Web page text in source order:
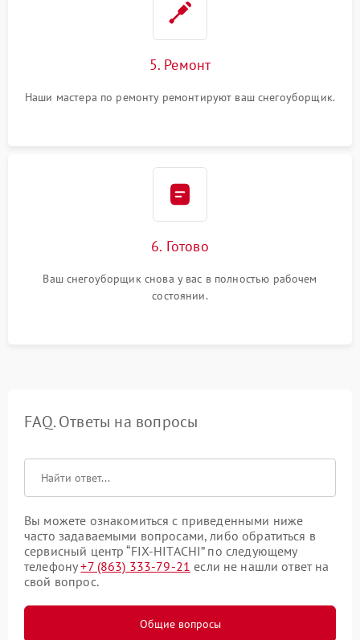
5. Ремонт
Наши мастера по ремонту ремонтируют ваш снегоуборщик.
6. Готово
Ваш снегоуборщик снова у вас в полностью рабочем
состоянии.
FAQ. Ответы на вопросы
Вы можете ознакомиться с приведенными ниже
часто задаваемыми вопросами, либо обратиться в
сервисный центр “FIX-HITACHI” по следующему
телефону+7 (863) 333-79-21 если не нашли ответ на
свой вопрос.
Общие вопросы